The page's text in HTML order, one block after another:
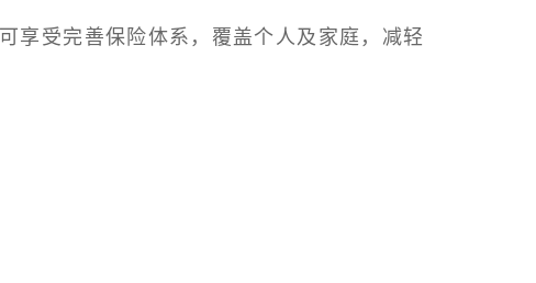
享受完善保险体系 ，覆盖个人及家庭，减轻